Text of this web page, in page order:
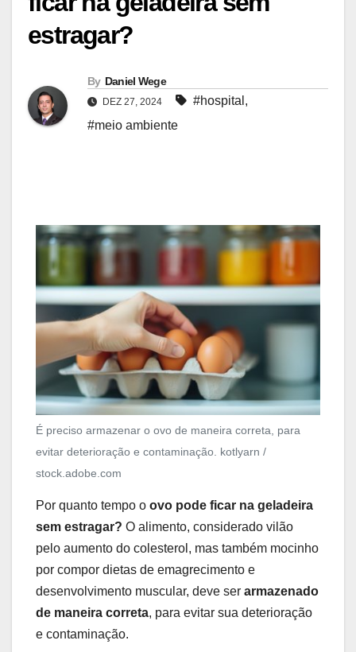
estragar?
By Daniel Wege
DEZ 27, 2024 #hospital ,
#meio ambiente
É preciso armazenar o ovo de maneira correta, para
evitar deterioração e contaminação. kotlyarn /
stock.adobe.com
Por quanto tempo o ovo pode ficar na geladeira
sem estragar? O alimento, considerado vilão
pelo aumento do colesterol, mas também mocinho
por compor dietas de emagrecimento e
desenvolvimento muscular, deve ser armazenado
de maneira correta, para evitar sua deterioração
e contaminação.